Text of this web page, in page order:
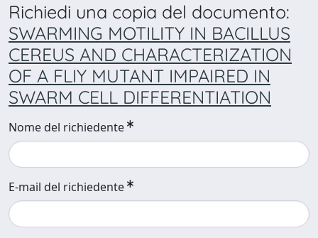
Richiedi una copia del documento:
SWARMING MOTILITY IN BACILLUS
CEREUS AND CHARACTERIZATION
OF A FLIY MUTANT IMPAIRED IN
SWARM CELL DIFFERENTIATION
Nome del richiedente
E-mail del richiedente